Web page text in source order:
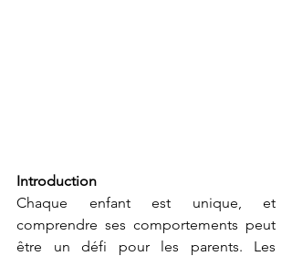
Introduction
Chaque enfant est unique, et
comprendre ses comportements peut
être un défi pour les parents. Les